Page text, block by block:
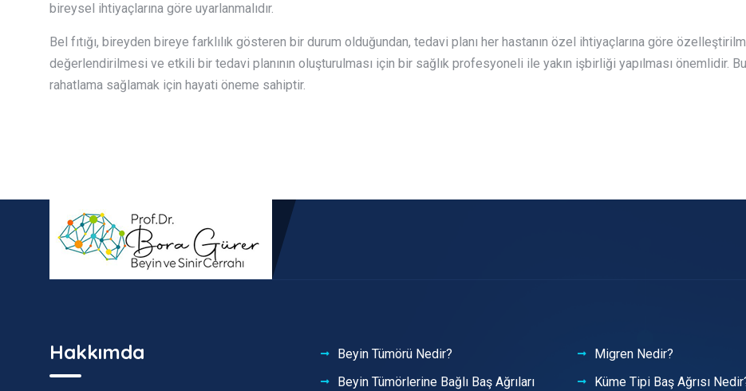
bireysel ihtiyaçlarına göre uyarlanmalıdır.
Bel fıtığı, bireyden bireye farklılık gösteren bir durum olduğundan, tedavi planı her hastanın özel ihtiyaçlarına göre
değerlendirilmesi ve etkili bir tedavi planının oluşturulması için bir sağlık profesyoneli ile yakın işbirliği yapılması önemlidir.
rahatlama sağlamak için hayati öneme sahiptir.
Hakkımda
Beyin Tümörü Nedir?
Beyin Tümörlerine Bağlı Baş Ağrıları
Migren Nedir?
Küme Tipi Baş Ağrısı